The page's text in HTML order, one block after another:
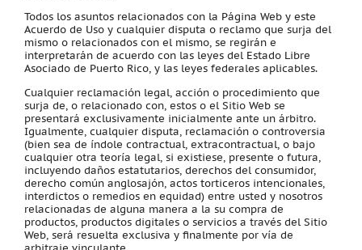
Todos los asuntos relacionados con la Página Web y este
Acuerdo de Uso y cualquier disputa o reclamo que surja del
mismo o relacionados con el mismo, se regirán e
interpretarán de acuerdo con las leyes del Estado Libre
Asociado de Puerto Rico, y las leyes federales aplicables.
Cualquier reclamación legal, acción o procedimiento que
surja de, o relacionado con, estos o el Sitio Web se
presentará exclusivamente inicialmente ante un árbitro.
Igualmente, cualquier disputa, reclamación o controversia
(bien sea de índole contractual, extracontractual, o bajo
cualquier otra teoría legal, si existiese, presente o futura,
incluyendo daños estatutarios, derechos del consumidor,
derecho común anglosajón, actos torticeros intencionales,
interdictos o remedios en equidad) entre usted y nosotros
relacionadas de alguna manera a la su compra de
productos, productos digitales o servicios a través del Sitio
Web, será resuelta exclusiva y finalmente por vía de